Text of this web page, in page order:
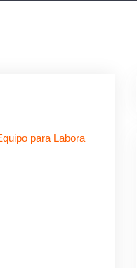
para Labora